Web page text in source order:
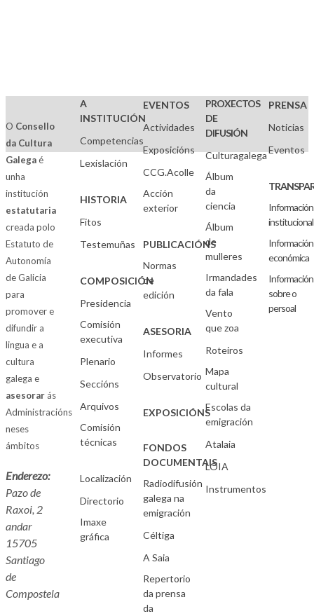
O Consello
da Cultura
Galegaé
unha
institución
estatutaria
creada polo
Estatuto de
Autonomía
de Galicia
para
promover e
difundir a
lingua e a
cultura
galega e
asesorarás
Administracións
neses
ámbitos
Enderezo:
Pazo de
Raxoi, 2
andar
15705
Santiago
de
Compostela
A
INSTITUCIÓN
Competencias
Lexislación
HISTORIA
Fitos
Testemuñas
COMPOSICIÓN
Presidencia
Comisión
executiva
Plenario
Seccións
Arquivos
Comisión
técnicas
Localización
Directorio
Imaxe
gráfica
EVENTOS
Actividades
Exposicións
CCG.Acolle
Acción
exterior
PUBLICACIÓNS
Normas
de
edición
ASESORIA
Informes
Observatorio
EXPOSICIÓNS
FONDOS
DOCUMENTAIS
Radiodifusión
galega na
emigración
Céltiga
A Saia
Repertorio
da prensa
da
PROXECTOS
DE
DIFUSIÓN
Culturagalega
Álbum
da
ciencia
Álbum
de
mulleres
Irmandades
da fala
Vento
que zoa
Roteiros
Mapa
cultural
Escolas da
emigración
Atalaia
LOIA
Instrumentos
PRENSA
Noticias
Eventos
Información
institucional
Información
económica
Información
sobre o
persoal